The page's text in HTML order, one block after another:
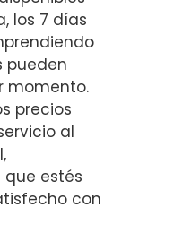
los 7 días
pueden
momento.
precios
al
estés
con